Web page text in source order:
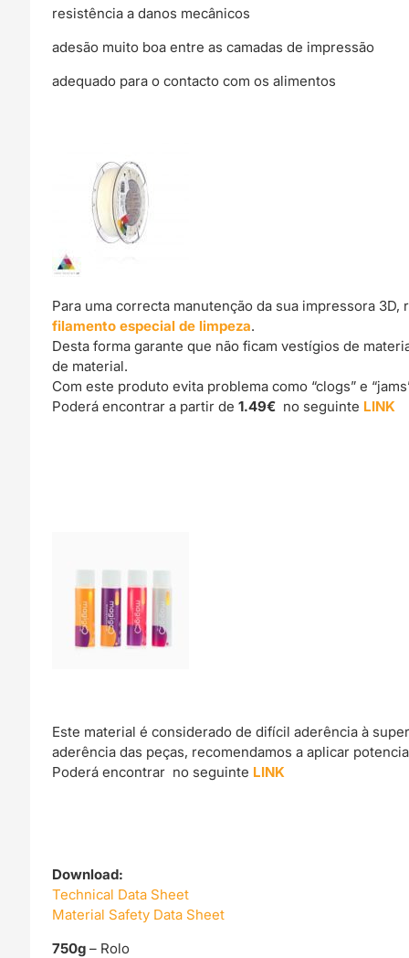
resistência a danos mecânicos
adesão muito boa entre as camadas de impressão
adequado para o contacto com os alimentos
Para uma correcta manutenção da sua impressora
filamento especial de limpeza.
Desta forma garante que não ficam vestígios de
de material.
Com este produto evita problema como “clogs” e
Poderá encontrar a partir de1.49€ no seguinte LINK
Este material é considerado de difícil aderência à
aderência das peças, recomendamos a aplicar
Poderá encontrar no seguinte LINK
Download:
Technical Data Sheet
Material Safety Data Sheet
750g – Rolo